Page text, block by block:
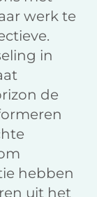
werk te
in
de
hebben
uit het